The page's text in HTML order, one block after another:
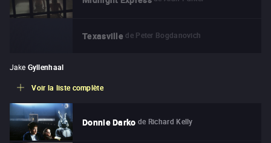
Texasville de Peter Bogdanovich
Jake Gyllenhaal
Voir la liste complète
Donnie Darko de Richard Kelly